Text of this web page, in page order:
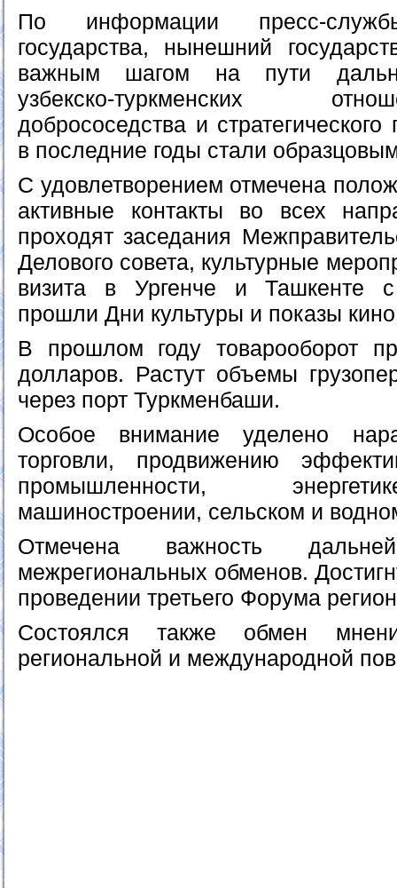
По информации пресс-
государства, нынешний
важным шагом на пути
узбекско-туркменских
добрососедства и
в последние годы стали
С удовлетворением отмечена
активные контакты во всех
проходят заседания
Делового совета, культурные
визита в Ургенче и Ташкенте
прошли Дни культуры и показы
В прошлом году товарооборот
долларов. Растут объемы
через порт Туркменбаши.
Особое внимание уделено
торговли, продвижению
промышленности,
машиностроении, сельском и
Отмечена важность
межрегиональных обменов.
проведении третьего Форума
Состоялся также обмен
региональной и международной